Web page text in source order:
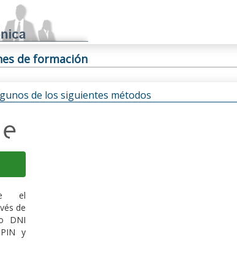
de formación
de los siguientes métodos
el
de
DNI
y